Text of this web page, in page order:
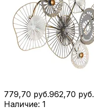
779,70 руб.962,70 руб.
Наличие: 1